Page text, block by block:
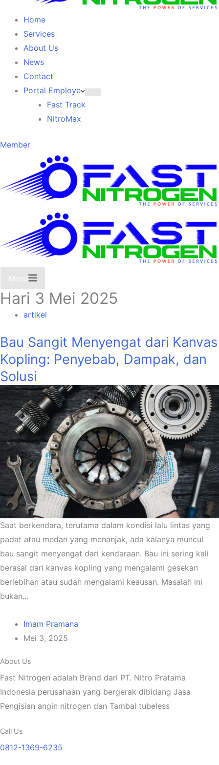
Home
Services
About Us
News
Contact
Portal Employe
Fast Track
NitroMax
Member
Menu
Hari 3 Mei 2025
artikel
Bau Sangit Menyengat dari Kanvas
Kopling: Penyebab, Dampak, dan
Solusi
Saat berkendara, terutama dalam kondisi lalu lintas yang
padat atau medan yang menanjak, ada kalanya muncul
bau sangit menyengat dari kendaraan. Bau ini sering kali
berasal dari kanvas kopling yang mengalami gesekan
berlebihan atau sudah mengalami keausan. Masalah ini
bukan…
Imam Pramana
Mei 3, 2025
About Us
Fast Nitrogen adalah Brand dari PT. Nitro Pratama
Indonesia perusahaan yang bergerak dibidang Jasa
Pengisian angin nitrogen dan Tambal tubeless
Call Us
0812-1369-6235